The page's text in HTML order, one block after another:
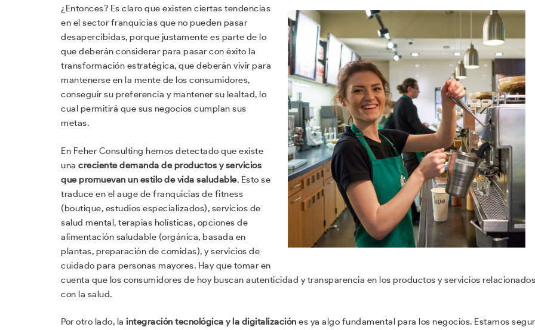
¿Entonces? Es claro que existen ciertas tendencias
en el sector franquicias que no pueden pasar
desapercibidas, porque justamente es parte de lo
que deberán considerar para pasar con éxito la
transformación estratégica, que deberán vivir para
mantenerse en la mente de los consumidores,
conseguir su preferencia y mantener su lealtad, lo
cual permitirá que sus negocios cumplan sus
metas.
En Feher Consulting hemos detectado que existe
una creciente demanda de productos y servicios
que promuevan un estilo de vida saludable. Esto se
traduce en el auge de franquicias de fitness
(boutique, estudios especializados), servicios de
salud mental, terapias holísticas, opciones de
alimentación saludable (orgánica, basada en
plantas, preparación de comidas), y servicios de
cuidado para personas mayores. Hay que tomar en
cuenta que los consumidores de hoy buscan autenticidad y transparencia en los productos y servicios relacionados
con la salud.
Por otro lado, la integración tecnológica y la digitalización es ya algo fundamental para los negocios. Estamos